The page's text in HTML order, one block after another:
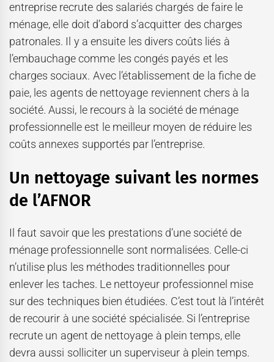
entreprise recrute des salariés chargés de faire le
ménage, elle doit d’abord s’acquitter des charges
patronales. Il y a ensuite les divers coûts liés à
l’embauchage comme les congés payés et les
charges sociaux. Avec l’établissement de la fiche de
paie, les agents de nettoyage reviennent chers à la
société. Aussi, le recours à la société de ménage
professionnelle est le meilleur moyen de réduire les
coûts annexes supportés par l’entreprise.
Un nettoyage suivant les normes
de l’AFNOR
Il faut savoir que les prestations d’une société de
ménage professionnelle sont normalisées. Celle-ci
n’utilise plus les méthodes traditionnelles pour
enlever les taches. Le nettoyeur professionnel mise
sur des techniques bien étudiées. C’est tout là l’intérêt
de recourir à une société spécialisée. Si l’entreprise
recrute un agent de nettoyage à plein temps, elle
devra aussi solliciter un superviseur à plein temps.